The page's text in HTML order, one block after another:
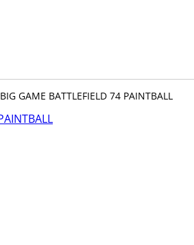
BIG GAME BATTLEFIELD 74 PAINTBALL